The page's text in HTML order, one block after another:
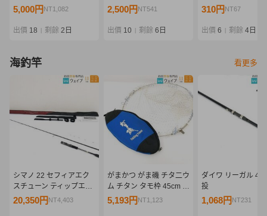
共布 栞付き ぐい呑み 酒
器 陶芸 工芸品 骨董 木箱
5,000円 NT1,082
出價 18 剩餘 2日
瀬戸黒茶碗/日本美術 美濃
美術品 古美術品 sm
2,500円 NT541
出價 10 剩餘 6日
品 送料無料 1円
310円 NT67
出價 6 剩餘 4日
海釣竿 看更多
シマノ 22 セフィアエク
スチューン ティップエギ
ング S68MH-S 美品
20,350円 NT4,403
がまかつ がま磯 チタ二ウ
ム チタン タモ枠 45cm タ
モ網付 タモケース付属
5,193円 NT1,123
ダイワ リーガル 4-
投
1,068円 NT231